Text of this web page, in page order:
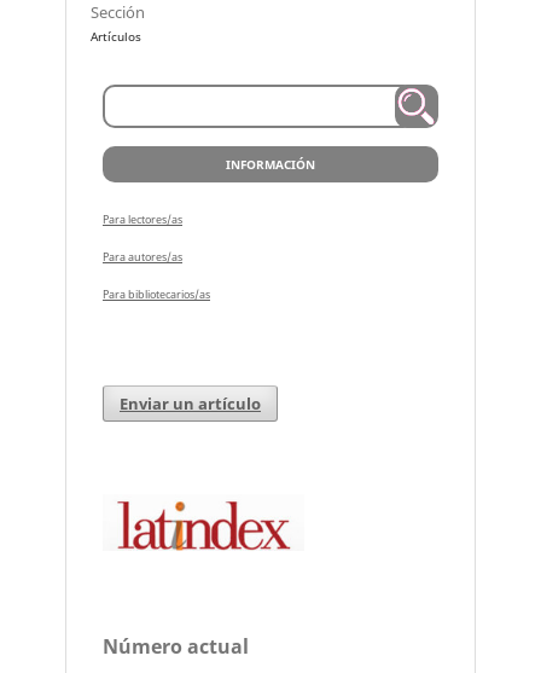
Sección
Artículos
INFORMACIÓN
Para lectores/as
Para autores/as
Para bibliotecarios/as
Enviar un artículo
Número actual